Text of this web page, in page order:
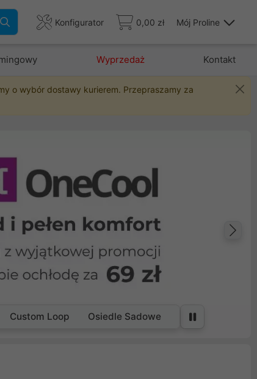
Konfigurator 0,00 zł Mój Proline
Wyprzedaż Kontakt
o wybór dostawy kurierem. Przepraszamy za
Custom Loop Osiedle Sadowe